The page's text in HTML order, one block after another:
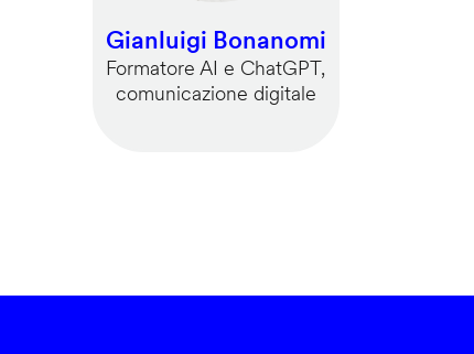
Gianluigi Bonanomi
Formatore AI e ChatGPT,
comunicazione digitale